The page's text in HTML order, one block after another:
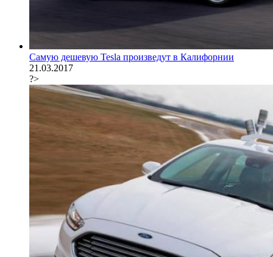
Самую дешевую Tesla произведут в Калифорнии
21.03.2017
?>